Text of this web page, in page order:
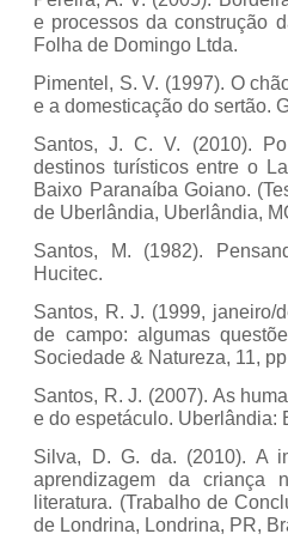
e processos da construção
Folha de Domingo Ltda.
Pimentel, S. V. (1997). O
e a domesticação do sertão.
Santos, J. C. V. (2010).
destinos turísticos entre o
Baixo Paranaíba Goiano.
de Uberlândia, Uberlândia,
Santos, M. (1982).
Hucitec.
Santos, R. J. (1999, janeiro/
de campo: algumas
Sociedade & Natureza, 11,
Santos, R. J. (2007). As
e do espetáculo. Uberlândia:
Silva, D. G. da. (2010). A
aprendizagem da criança
literatura. (Trabalho de
de Londrina, Londrina, PR,